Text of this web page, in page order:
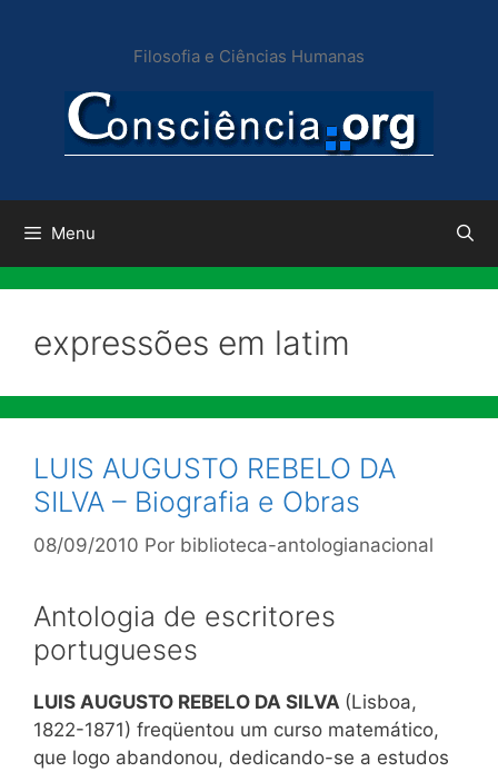
conteúdo
Filosofia e Ciências Humanas
Menu
expressões em latim
LUIS AUGUSTO REBELO DA
SILVA – Biografia e Obras
08/09/2010 Por biblioteca-antologianacional
Antologia de escritores
portugueses
LUIS AUGUSTO REBELO DA SILVA (Lisboa,
1822-1871) freqüentou um curso matemático,
que logo abandonou, dedicando-se a estudos